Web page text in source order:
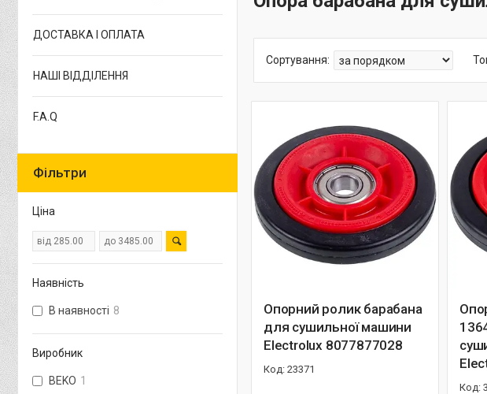
Опорний ролик барабана
для сушильної машини
Electrolux 8077877028
23371
ДОСТАВКА І ОПЛАТА
НАШІ ВІДДІЛЕННЯ
F.A.Q
Фільтри
Ціна
Наявність
В наявності 8
Виробник
BEKO 1